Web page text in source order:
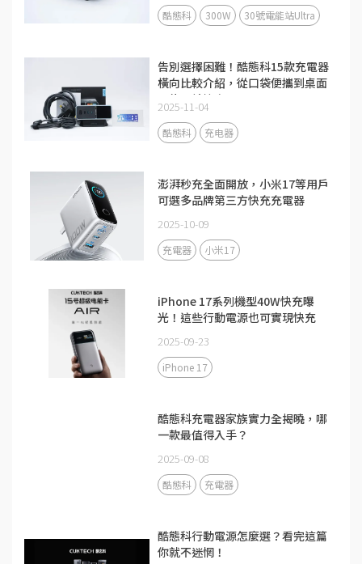
酷態科 300W 30號電能站Ultra
告別選擇困難！酷態科15款充電器
橫向比較介紹，從口袋便攜到桌面
全能一站搞定
2025-11-04
酷態科 充电器
澎湃秒充全面開放，小米17等用戶
可選多品牌第三方快充充電器
2025-10-09
充電器 小米17
iPhone 17系列機型40W快充曝
光！這些行動電源也可實現快充
2025-09-23
iPhone 17
酷態科充電器家族實力全揭曉，哪
一款最值得入手？
2025-09-08
酷態科 充電器
酷態科行動電源怎麼選？看完這篇
你就不迷惘！